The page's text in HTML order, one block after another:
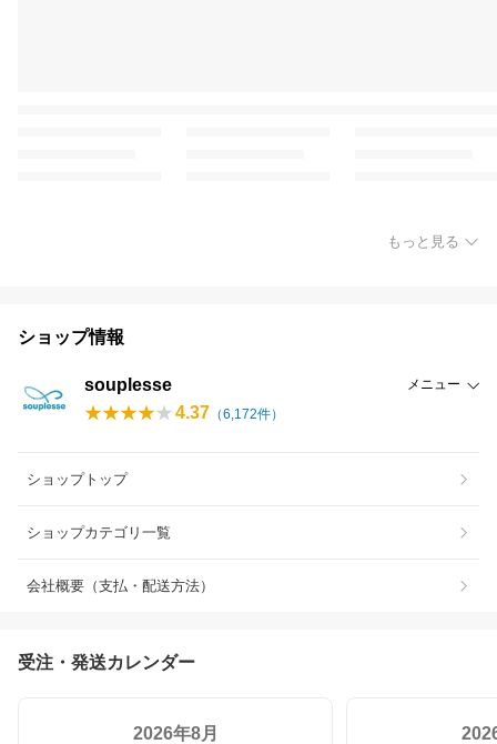
もっと見る
ショップ情報
souplesse メニュー
4.37 （6,172件）
ショップトップ
ショップカテゴリ一覧
会社概要（支払・配送方法）
受注・発送カレンダー
2026年8月